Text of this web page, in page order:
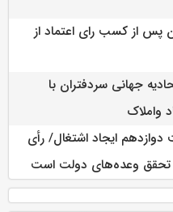
پس از کسب رای اعتماد از
جهانی سردفتران با
واملاک
دوازدهم ایجاد اشتغال/ رأی
تحقق وعده‌های دولت است